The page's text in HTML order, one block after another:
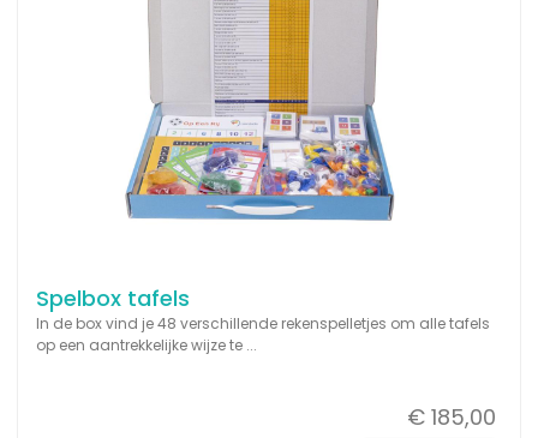
Spelbox tafels
In de box vind je 48 verschillende rekenspelletjes om alle tafels
op een aantrekkelijke wijze te ...
€ 185,00